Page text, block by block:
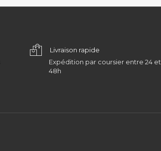
Livraison rapide
Expédition par coursier entre 24 et
48h